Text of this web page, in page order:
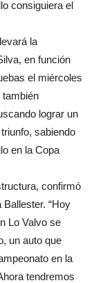
consiguiera el
la
en función
el miércoles
también
lograr un
sabiendo
en la Copa
confirmó
“Hoy
Lo Valvo se
un auto que
en la
tendremos